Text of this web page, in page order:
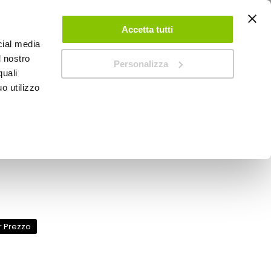
media
nostro
utilizzo
Accetta tutti
Personalizza
ACCEDI CREA UN ACCOUNT CONTATTACI
Prezzo